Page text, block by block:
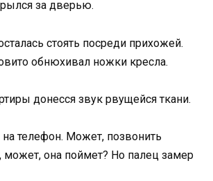
за дверью.
стоять посреди прихожей.
обнюхивал ножки кресла.
донесся звук рвущейся ткани.
телефон. Может, позвонить
может, она поймет? Но палец замер